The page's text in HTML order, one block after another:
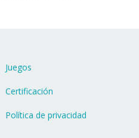
Juegos
Certificación
Política de privacidad